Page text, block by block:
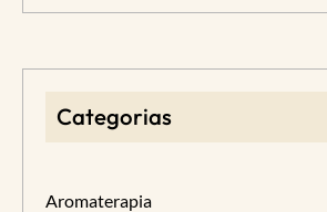
Categorias
Aromaterapia